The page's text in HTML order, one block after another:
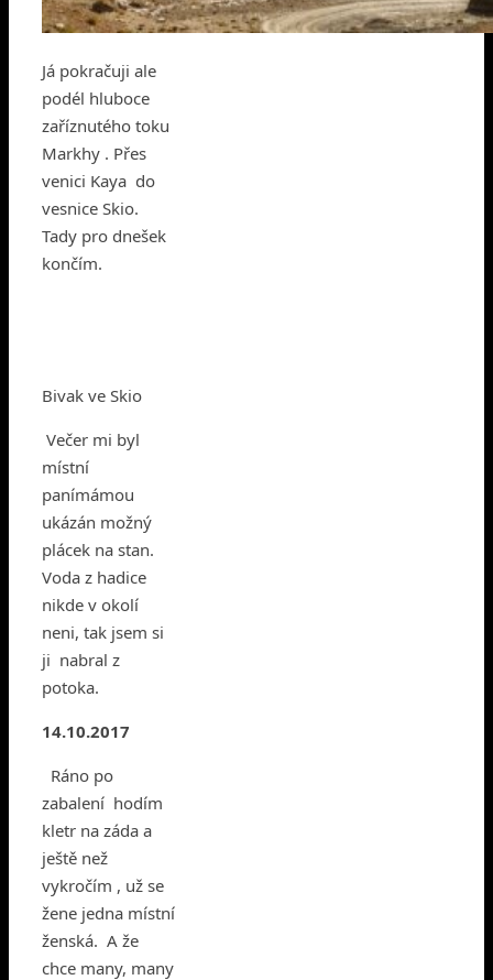
Já pokračuji ale
podél hluboce
zaříznutého toku
Markhy . Přes
venici Kaya do
vesnice Skio.
Tady pro dnešek
končím.
Bivak ve Skio
Večer mi byl
místní
panímámou
ukázán možný
plácek na stan.
Voda z hadice
nikde v okolí
neni, tak jsem si
ji nabral z
potoka.
14.10.2017
Ráno po
zabalení hodím
kletr na záda a
ještě než
vykročím , už se
žene jedna místní
ženská. A že
chce many, many